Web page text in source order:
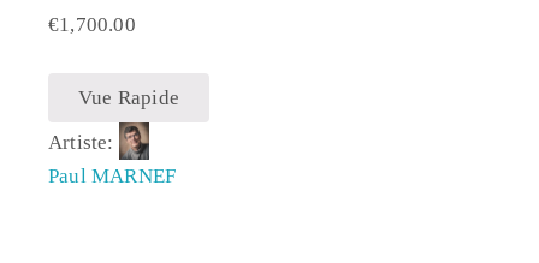
€1,700.00
Vue Rapide
Artiste:
Paul MARNEF